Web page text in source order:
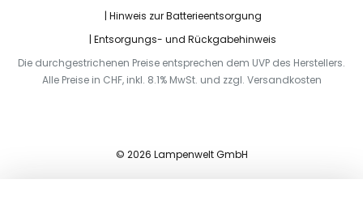
Hinweis zur Batterieentsorgung
Entsorgungs- und Rückgabehinweis
Die durchgestrichenen Preise entsprechen dem UVP des Herstellers.
Alle Preise in CHF, inkl. 8.1% MwSt. und zzgl. Versandkosten
© 2026 Lampenwelt GmbH